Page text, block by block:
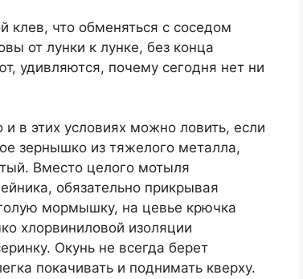
клев, что обменяться с соседом
от лунки к лунке, без конца
удивляются, почему сегодня нет ни
в этих условиях можно ловить, если
зернышко из тяжелого металла,
Вместо целого мотыля
обязательно прикрывая
мормышку, на цевье крючка
хлорвиниловой изоляции
Окунь не всегда берет
покачивать и поднимать кверху.